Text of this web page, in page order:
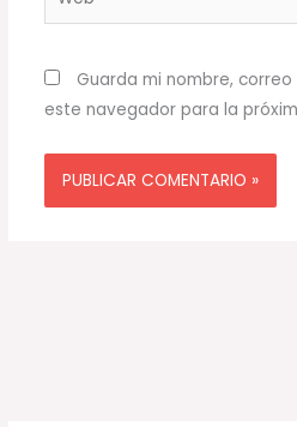
Guarda mi nombre,
este navegador para la